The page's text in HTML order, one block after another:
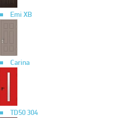
Emi XB
Carina
TD50 304